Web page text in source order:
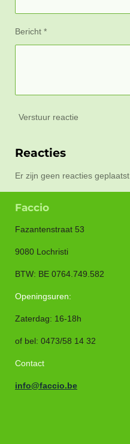
Bericht *
Verstuur reactie
Reacties
Er zijn geen reacties geplaatst.
Faccio
Fazantenstraat 53
9080 Lochristi
BTW: BE 0764.749.582
Openingsuren:
Zaterdag: 16-18h
of bel: 0473/58 14 32
Contact
info@faccio.be